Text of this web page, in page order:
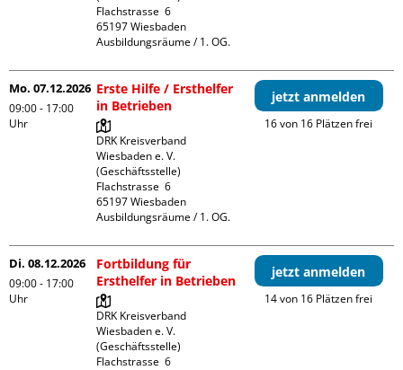
Flachstrasse  6
65197 Wiesbaden
Ausbildungsräume / 1. OG.
Mo. 07.12.2026
09:00 - 17:00
Uhr
Erste Hilfe / Ersthelfer
in Betrieben
DRK Kreisverband
Wiesbaden e. V.
(Geschäftsstelle)
Flachstrasse  6
65197 Wiesbaden
Ausbildungsräume / 1. OG.
jetzt anmelden
16 von 16 Plätzen frei
Di. 08.12.2026
09:00 - 17:00
Uhr
Fortbildung für
Ersthelfer in Betrieben
DRK Kreisverband
Wiesbaden e. V.
(Geschäftsstelle)
Flachstrasse  6
jetzt anmelden
14 von 16 Plätzen frei